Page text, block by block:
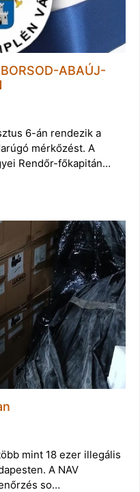
ABAÚJ-
6-án rendezik a
mérkőzést. A
Rendőr-főkapitán…
mint 18 ezer illegális
A NAV
so…